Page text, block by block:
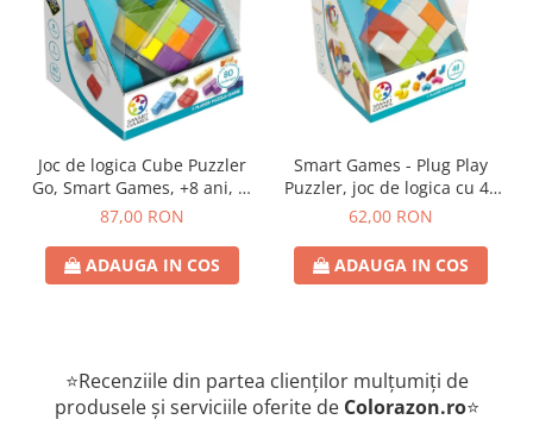
Joc de logica Cube Puzzler
Go, Smart Games, +8 ani, lb
romana
87,00 RON
ADAUGA IN COS
Smart Games - Plug Play
Puzzler, joc de logica cu 48
de provocari, 6+ ani, lb
62,00 RON
ADAUGA IN COS
⭐Recenziile din partea clienților mulțumiți de
produsele și serviciile oferite de Colorazon.ro⭐